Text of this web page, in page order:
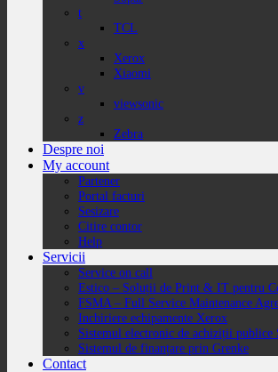
t
TCL
x
Xerox
Xiaomi
v
viewsonic
z
Zebra
Despre noi
My account
Partener
Portal facturi
Sesizare
Citire contor
Help
Servicii
Service on call
Estico – Soluții de Print & IT pentru
FSMA – Full Service Maintenance
Inchiriere echipamente Xerox
Sistemul electronic de achiziții publice
Sistemul de finanțare prin Grenke
Contact